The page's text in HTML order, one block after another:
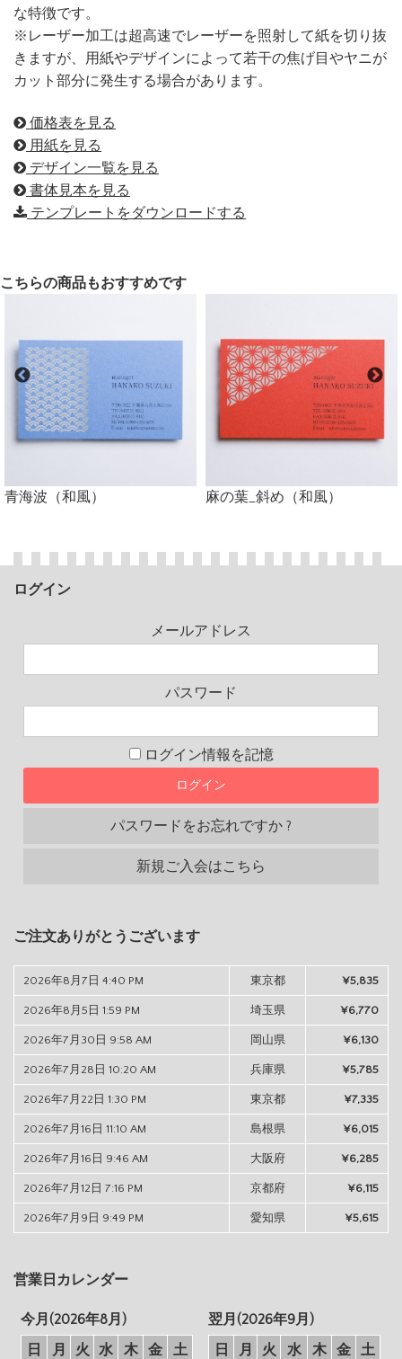
な特徴です。
※レーザー加工は超高速でレーザーを照射して紙を切り抜
きますが、用紙やデザインによって若干の焦げ目やヤニが
カット部分に発生する場合があります。
価格表を見る
用紙を見る
デザイン一覧を見る
書体見本を見る
テンプレートをダウンロードする
こちらの商品もおすすめです
青海波（和風） 麻の葉_斜め（和風）
ログイン
メールアドレス
パスワード
ログイン情報を記憶
パスワードをお忘れですか ?
新規ご入会はこちら
ご注文ありがとうございます
2026年8月7日 4:40 PM 東京都 ¥5,835
2026年8月5日 1:59 PM 埼玉県 ¥6,770
2026年7月30日 9:58 AM 岡山県 ¥6,130
2026年7月28日 10:20 AM 兵庫県 ¥5,785
2026年7月22日 1:30 PM 東京都 ¥7,335
2026年7月16日 11:10 AM 島根県 ¥6,015
2026年7月16日 9:46 AM 大阪府 ¥6,285
2026年7月12日 7:16 PM 京都府 ¥6,115
2026年7月9日 9:49 PM 愛知県 ¥5,615
営業日カレンダー
今月(2026年8月)
日
月 火 水 木 金 土
翌月(2026年9月)
日
月 火 水 木 金 土